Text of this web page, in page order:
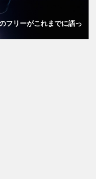
フリーがこれまでに語っ